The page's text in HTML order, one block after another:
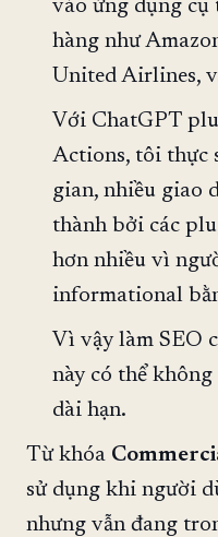
vào ứng dụng cụ
hàng như
United Airlines,
Với ChatGPT
Actions, tôi thực
gian, nhiều giao
thành bởi các
hơn nhiều vì
informational
Vì vậy làm SEO
này có thể
dài hạn.
Từ khóa
sử dụng khi người
nhưng vẫn đang